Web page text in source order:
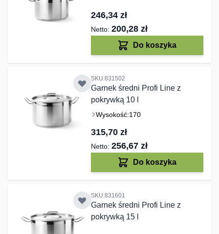
246,34 zł
200,28 zł
Do koszyka
SKU:831502
Garnek średni Profi Line z
pokrywką 10 l
Wysokość:170
315,70 zł
256,67 zł
Do koszyka
SKU:831601
Garnek średni Profi Line z
pokrywką 15 l